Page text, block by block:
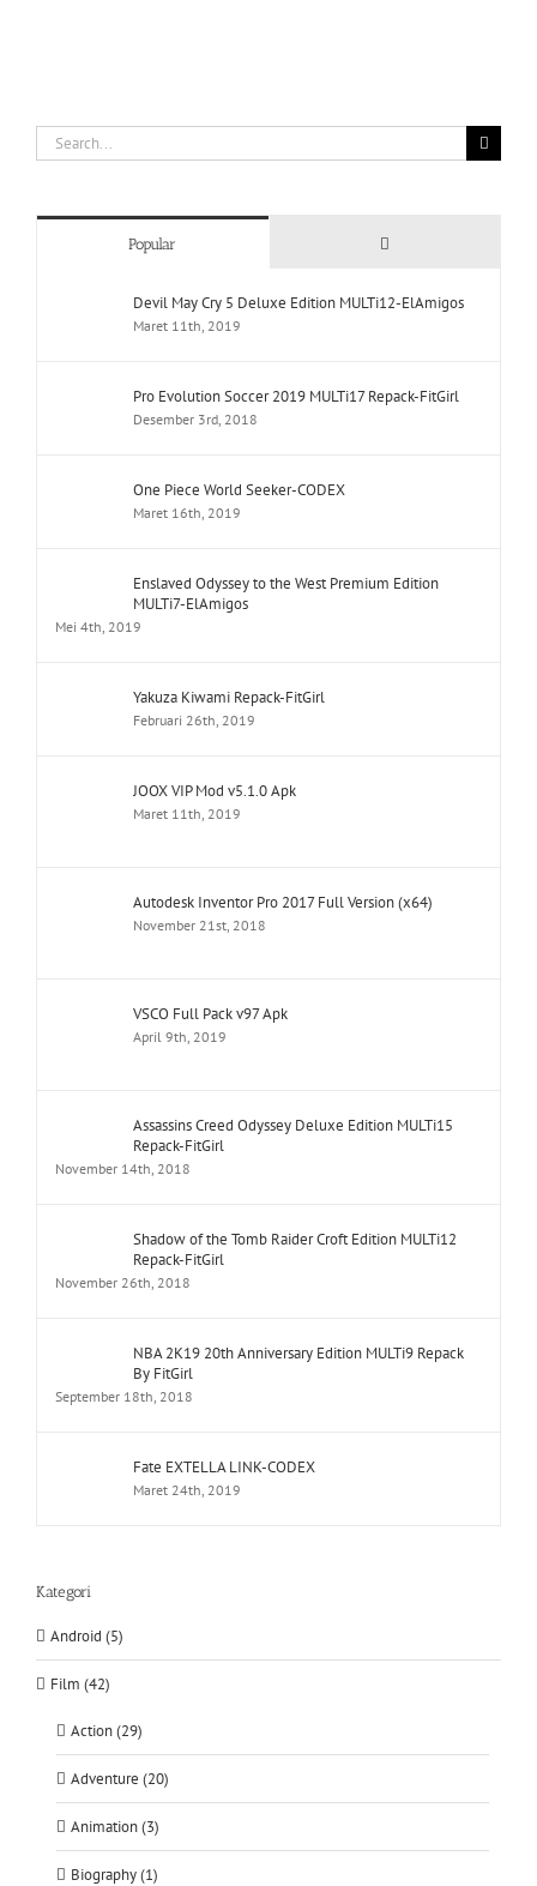
Search
for:
Popular Comments
Devil May Cry 5 Deluxe Edition MULTi12-ElAmigos
Maret 11th, 2019
Pro Evolution Soccer 2019 MULTi17 Repack-FitGirl
Desember 3rd, 2018
One Piece World Seeker-CODEX
Maret 16th, 2019
Enslaved Odyssey to the West Premium Edition
MULTi7-ElAmigos
Mei 4th, 2019
Yakuza Kiwami Repack-FitGirl
Februari 26th, 2019
JOOX VIP Mod v5.1.0 Apk
Maret 11th, 2019
Autodesk Inventor Pro 2017 Full Version (x64)
November 21st, 2018
VSCO Full Pack v97 Apk
April 9th, 2019
Assassins Creed Odyssey Deluxe Edition MULTi15
Repack-FitGirl
November 14th, 2018
Shadow of the Tomb Raider Croft Edition MULTi12
Repack-FitGirl
November 26th, 2018
NBA 2K19 20th Anniversary Edition MULTi9 Repack
By FitGirl
September 18th, 2018
Fate EXTELLA LINK-CODEX
Maret 24th, 2019
Kategori
Android (5)
Film (42)
Action (29)
Adventure (20)
Animation (3)
Biography (1)